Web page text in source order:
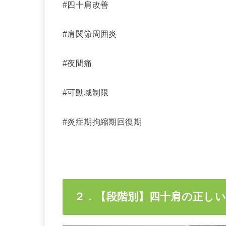
#四十肩改善
#肩関節周囲炎
#夜間痛
#可動域制限
#炎症期拘縮期回復期
２．【段階別】四十肩の正し